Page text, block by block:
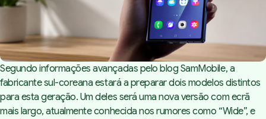
Segundo informações avançadas pelo blogSamMobile, a
fabricante sul-coreana estará a preparar dois modelos distintos
para esta geração. Um deles será uma nova versão com ecrã
mais largo, atualmente conhecida nos rumores como “Wide”, e